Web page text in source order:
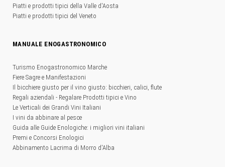
Piatti e prodotti tipici della Valle d'Aosta
Piatti e prodotti tipici del Veneto
MANUALE ENOGASTRONOMICO
Turismo Enogastronomico Marche
Fiere Sagre e Manifestazioni
Il bicchiere giusto per il vino giusto: bicchieri, calici, flute
Regali aziendali - Regalare Prodotti tipici e Vino
Le Verticali dei Grandi Vini Italiani
I vini da abbinare al pesce
Guida alle Guide Enologiche: i migliori vini italiani
Premi e Concorsi Enologici
Abbinamento Lacrima di Morro d'Alba